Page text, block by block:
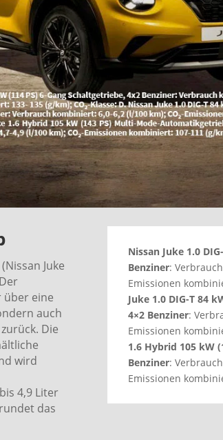
Juke
über eine
auch
Die
wird
4,9 Liter
das
Nissan Juke 1.0
Benziner:
Emissionen
Juke 1.0 DIG-T 84
4×2 Benziner:
Emissionen
1.6 Hybrid 105 kW
Benziner:
Emissionen